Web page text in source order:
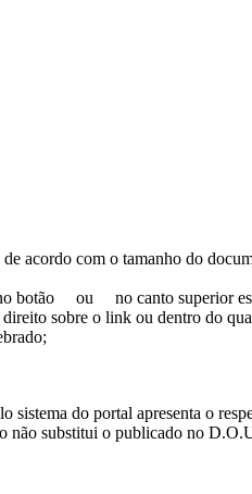
acordo com o tamanho do
botão
ou
no canto superior
sobre o link ou dentro do
sistema do portal apresenta o
não substitui o publicado no